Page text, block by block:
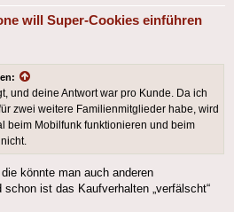
will Super-Cookies einführen
und deine Antwort war pro Kunde. Da ich
zwei weitere Familienmitglieder habe, wird
beim Mobilfunk funktionieren und beim
könnte man auch anderen
schon ist das Kaufverhalten „verfälscht“